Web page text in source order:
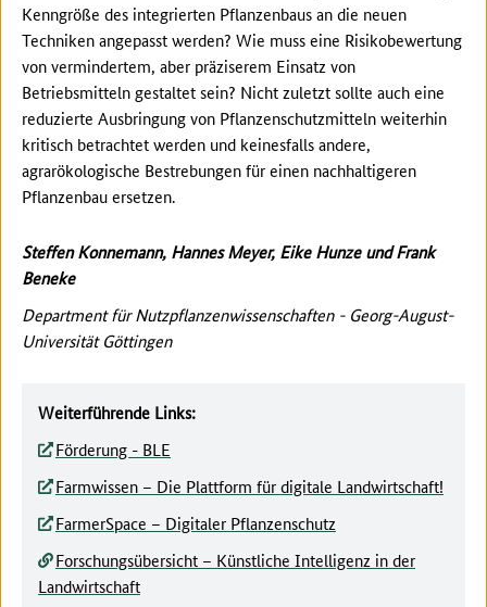
Kenngröße des integrierten Pflanzenbaus an die neuen
Techniken angepasst werden? Wie muss eine Risikobewertung
von vermindertem, aber präziserem Einsatz von
Betriebsmitteln gestaltet sein? Nicht zuletzt sollte auch eine
reduzierte Ausbringung von Pflanzenschutzmitteln weiterhin
kritisch betrachtet werden und keinesfalls andere,
agrarökologische Bestrebungen für einen nachhaltigeren
Pflanzenbau ersetzen.
Steffen Konnemann, Hannes Meyer, Eike Hunze und Frank
Beneke
Department für Nutzpflanzenwissenschaften - Georg-August-
Universität Göttingen
Weiterführende Links:
Förderung - BLE
Farmwissen – Die Plattform für digitale Landwirtschaft!
FarmerSpace – Digitaler Pflanzenschutz
Forschungsübersicht – Künstliche Intelligenz in der
Landwirtschaft